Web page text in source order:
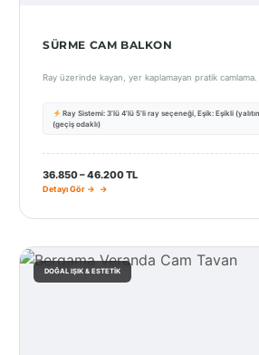
SÜRME CAM BALKON
Ray üzerinde kayan, yer kaplamayan pratik camlama.
Ray Sistemi: 3’lü 4’lü 5’li ray seçeneği, Eşik: Eşikli
(geçiş odaklı)
36.850 – 46.200 TL
Detayı Gör →
DOĞAL IŞIK & ESTETIK